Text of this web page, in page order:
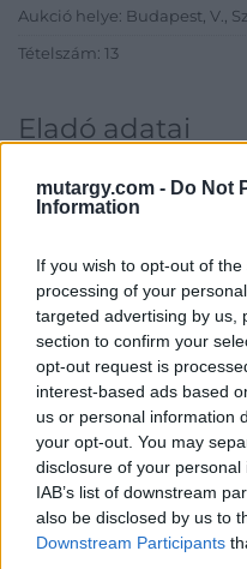
mutargy.com - Do Not
Information
If you wish to opt-out of
processing of your
targeted advertising by us,
section to confirm your
opt-out request is
interest-based ads based
us or personal information
your opt-out. You may
disclosure of your
IAB’s list of downstream
also be disclosed by us to
Downstream Participants
Aukció helye: Budapest, V.,
Tételszám: 13
Eladó adatai
Bemutatkozás: A Galéria
magyar festészet és az ezt
foglalkozik nemzetközi
képzőművészettel is.
tételt árverezett el, és sok
kiállításain. Kieselbach